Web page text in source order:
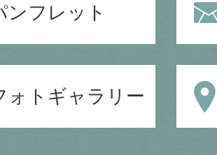
ンフレット
ォトギャラリー